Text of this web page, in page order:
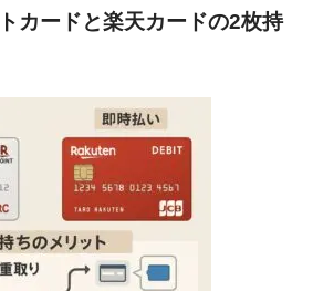
カードと楽天カードの2枚持